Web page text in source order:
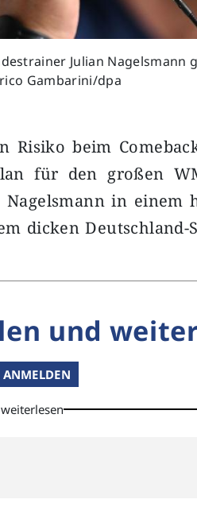
Julian Nagelsmann
Gambarini/dpa
Risiko beim
für den großen
in einem
dicken Deutschland-
und
ANMELDEN
weiterlesen